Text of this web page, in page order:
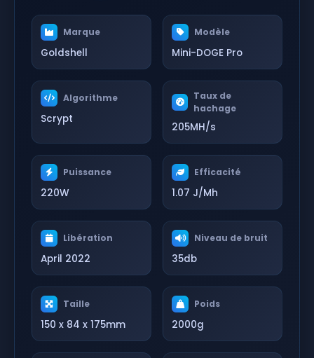
Marque
Goldshell
Modèle
Mini-DOGE Pro
Algorithme
Scrypt
Taux de
hachage
205MH/s
Puissance
220W
Efficacité
1.07 J/Mh
Libération
April 2022
Niveau de bruit
35db
Taille
150 x 84 x 175mm
Poids
2000g